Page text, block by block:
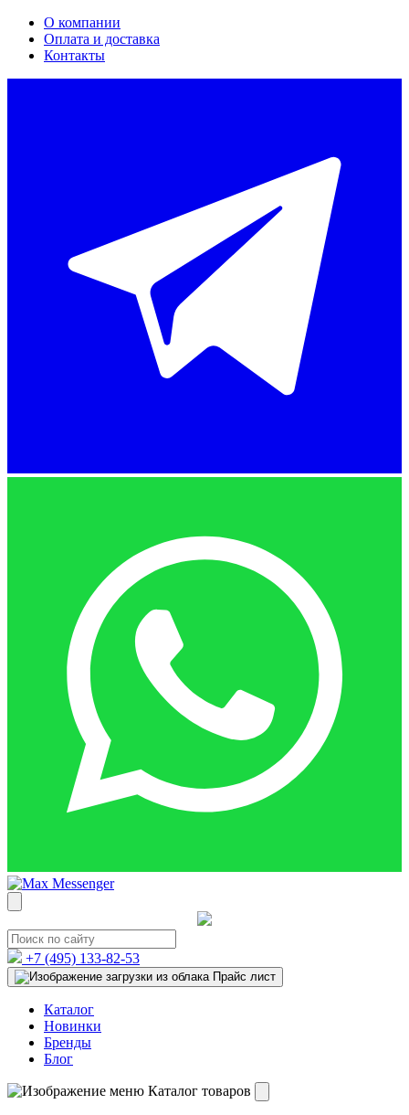
О компании
Оплата и доставка
Контакты
+7 (495) 133-82-53
Прайс лист
Каталог
Новинки
Бренды
Блог
Каталог товаров